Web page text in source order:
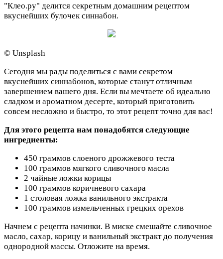
"Клео.ру" делится секретным домашним рецептом
вкуснейших булочек синнабон.
© Unsplash
Сегодня мы рады поделиться с вами секретом
вкуснейших синнабонов, которые станут отличным
завершением вашего дня. Если вы мечтаете об идеально
сладком и ароматном десерте, который приготовить
совсем несложно и быстро, то этот рецепт точно для вас!
Для этого рецепта нам понадобятся следующие
ингредиенты:
450 граммов слоеного дрожжевого теста
100 граммов мягкого сливочного масла
2 чайные ложки корицы
100 граммов коричневого сахара
1 столовая ложка ванильного экстракта
100 граммов измельченных грецких орехов
Начнем с рецепта начинки. В миске смешайте сливочное
масло, сахар, корицу и ванильный экстракт до получения
однородной массы. Отложите на время.